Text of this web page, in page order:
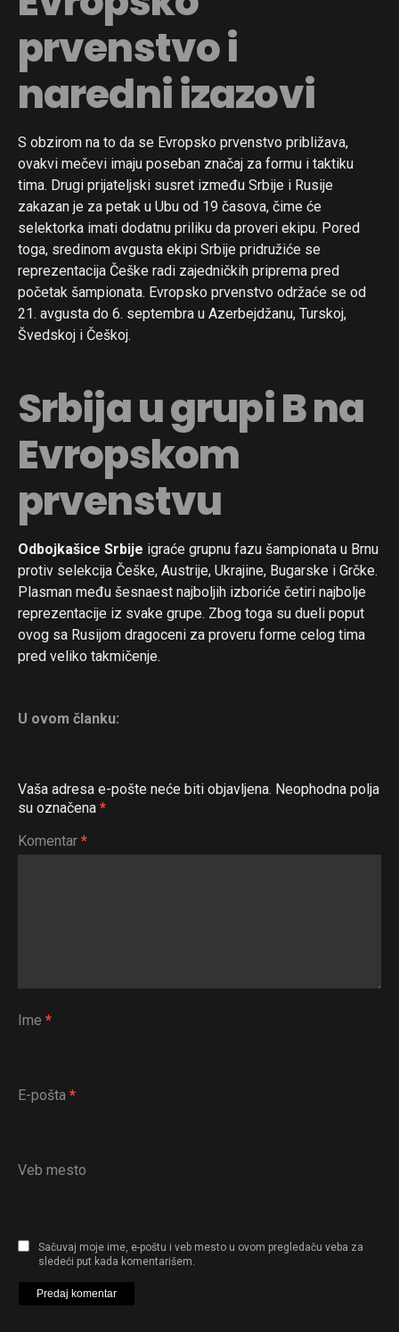
prvenstvo i
naredni izazovi
S obzirom na to da se Evropsko prvenstvo približava,
ovakvi mečevi imaju poseban značaj za formu i taktiku
tima. Drugi prijateljski susret između Srbije i Rusije
zakazan je za petak u Ubu od 19 časova, čime će
selektorka imati dodatnu priliku da proveri ekipu. Pored
toga, sredinom avgusta ekipi Srbije pridružiće se
reprezentacija Češke radi zajedničkih priprema pred
početak šampionata. Evropsko prvenstvo održaće se od
21. avgusta do 6. septembra u Azerbejdžanu, Turskoj,
Švedskoj i Češkoj.
Srbija u grupi B na
Evropskom
prvenstvu
Odbojkašice Srbije igraće grupnu fazu šampionata u Brnu
protiv selekcija Češke, Austrije, Ukrajine, Bugarske i Grčke.
Plasman među šesnaest najboljih izboriće četiri najbolje
reprezentacije iz svake grupe. Zbog toga su dueli poput
ovog sa Rusijom dragoceni za proveru forme celog tima
pred veliko takmičenje.
U ovom članku:
Vaša adresa e-pošte neće biti objavljena. Neophodna polja
su označena *
Komentar *
Ime *
E-pošta *
Veb mesto
Sačuvaj moje ime, e-poštu i veb mesto u ovom pregledaču veba za
sledeći put kada komentarišem.